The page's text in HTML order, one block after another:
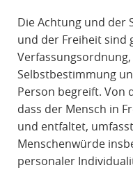
Die Achtung und der
und der Freiheit sind
Selbstbestimmung
Person begreift. Von
dass der Mensch in
und entfaltet,
Menschenwürde
personaler